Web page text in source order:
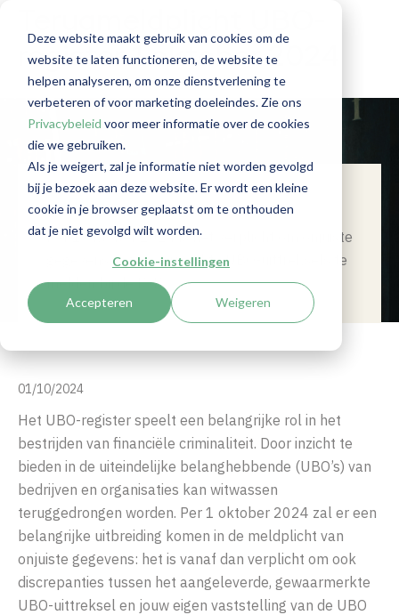
Deze website maakt gebruik van cookies om de
website te laten functioneren, de website te
helpen analyseren, om onze dienstverlening te
verbeteren of voor marketing doeleindes. Zie ons
Privacybeleid voor meer informatie over de cookies
die we gebruiken.
Als je weigert, zal je informatie niet worden gevolgd
bij je bezoek aan deze website. Er wordt een kleine
cookie in je browser geplaatst om te onthouden
dat je niet gevolgd wilt worden.
Cookie-instellingen
Accepteren Weigeren
register 1 oktober 2024
Summary
Per 1 oktober 2024 is het verplicht om onjuiste
gegevens in gewaarmerkte UBO-uittreksels te
melden bij de KvK.
01/10/2024
Het UBO-register speelt een belangrijke rol in het
bestrijden van financiële criminaliteit. Door inzicht te
bieden in de uiteindelijke belanghebbende (UBO’s) van
bedrijven en organisaties kan witwassen
teruggedrongen worden. Per 1 oktober 2024 zal er een
belangrijke uitbreiding komen in de meldplicht van
onjuiste gegevens: het is vanaf dan verplicht om ook
discrepanties tussen het aangeleverde, gewaarmerkte
UBO-uittreksel en jouw eigen vaststelling van de UBO